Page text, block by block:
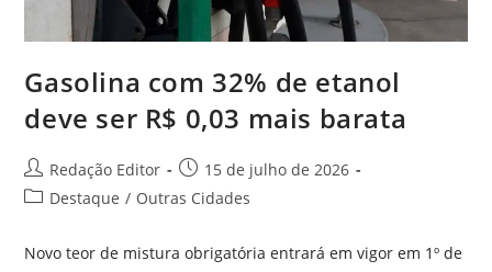
Gasolina com 32% de etanol
deve ser R$ 0,03 mais barata
Redação Editor
15 de julho de 2026
Destaque / Outras Cidades
Novo teor de mistura obrigatória entrará em vigor em 1º de